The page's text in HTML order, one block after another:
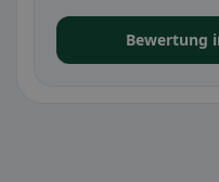
Bewertung